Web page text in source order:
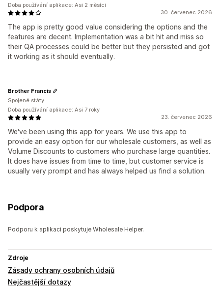
30. červenec 2026
The app is pretty good value considering the options and the
features are decent. Implementation was a bit hit and miss so
their QA processes could be better but they persisted and got
it working as it should eventually.
Doba používání aplikace: Asi 2 měsíci
23. červenec 2026
We've been using this app for years. We use this app to
provide an easy option for our wholesale customers, as well as
Volume Discounts to customers who purchase large quantities.
It does have issues from time to time, but customer service is
usually very prompt and has always helped us find a solution.
Brother Francis
Spojené státy
Doba používání aplikace: Asi 7 roky
Podpora
Podporu k aplikaci poskytuje Wholesale Helper.
Zdroje
Zásady ochrany osobních údajů
Nejčastější dotazy